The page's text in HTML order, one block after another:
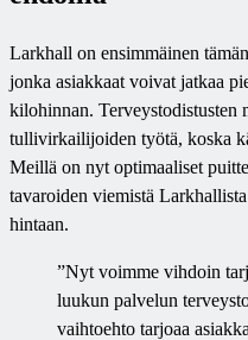
Larkhall on ensimmäinen
jonka asiakkaat voivat jatkaa
kilohinnan. Terveystodistusten
tullivirkailijoiden työtä, koska
Meillä on nyt optimaaliset
tavaroiden viemistä
hintaan.
”Nyt voimme vihdoin
luukun palvelun
vaihtoehto tarjoaa